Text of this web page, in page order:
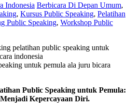
Indonesia Berbicara Di Depan Umum,
, Kursus Public Speaking, Pelatihan
Public Speaking, Workshop Public
untuk pemula ala juru bicara
Public Speaking untuk Pemula:
Kepercayaan Diri.